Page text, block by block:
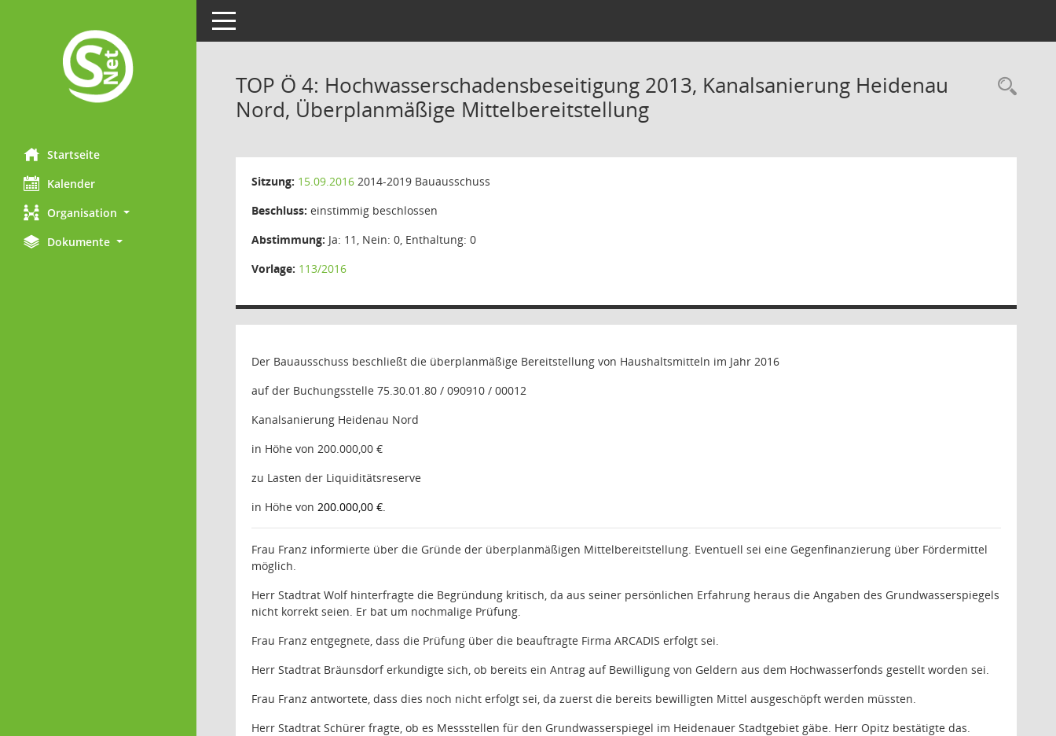
Startseite
Kalender
Organisation
Dokumente
Toggle navigation
TOP Ö 4: Hochwasserschadensbeseitigung 2013, Kanalsanierung Heidenau
Nord, Überplanmäßige Mittelbereitstellung
Sitzung: 15.09.2016 2014-2019 Bauausschuss
Beschluss: einstimmig beschlossen
Abstimmung: Ja: 11, Nein: 0, Enthaltung: 0
Vorlage: 113/2016
Der Bauausschuss beschließt die überplanmäßige Bereitstellung von Haushaltsmitteln im Jahr 2016
auf der Buchungsstelle 75.30.01.80 / 090910 / 00012
Kanalsanierung Heidenau Nord
in Höhe von 200.000,00 €
zu Lasten der Liquiditätsreserve
in Höhe von 200.000,00 €.
Frau Franz informierte über die Gründe der überplanmäßigen Mittelbereitstellung. Eventuell sei eine Gegenfinanzierung über Fördermittel
möglich.
Herr Stadtrat Wolf hinterfragte die Begründung kritisch, da aus seiner persönlichen Erfahrung heraus die Angaben des Grundwasserspiegels
nicht korrekt seien. Er bat um nochmalige Prüfung.
Frau Franz entgegnete, dass die Prüfung über die beauftragte Firma ARCADIS erfolgt sei.
Herr Stadtrat Bräunsdorf erkundigte sich, ob bereits ein Antrag auf Bewilligung von Geldern aus dem Hochwasserfonds gestellt worden sei.
Frau Franz antwortete, dass dies noch nicht erfolgt sei, da zuerst die bereits bewilligten Mittel ausgeschöpft werden müssten.
Herr Stadtrat Schürer fragte, ob es Messstellen für den Grundwasserspiegel im Heidenauer Stadtgebiet gäbe. Herr Opitz bestätigte das.